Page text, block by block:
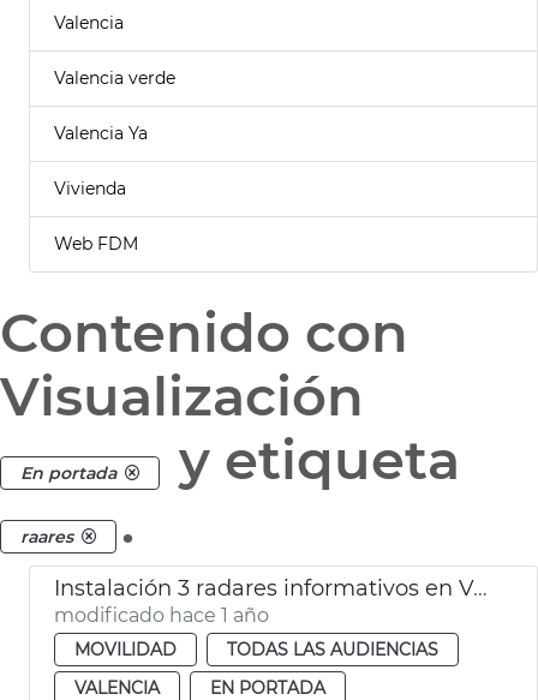
Valencia
Valencia verde
Valencia Ya
Vivienda
Web FDM
Contenido con
Visualización
En portada y etiqueta
raares .
Instalación 3 radares informativos en València
modificado hace 1 año
MOVILIDAD
TODAS LAS AUDIENCIAS
VALENCIA
EN PORTADA